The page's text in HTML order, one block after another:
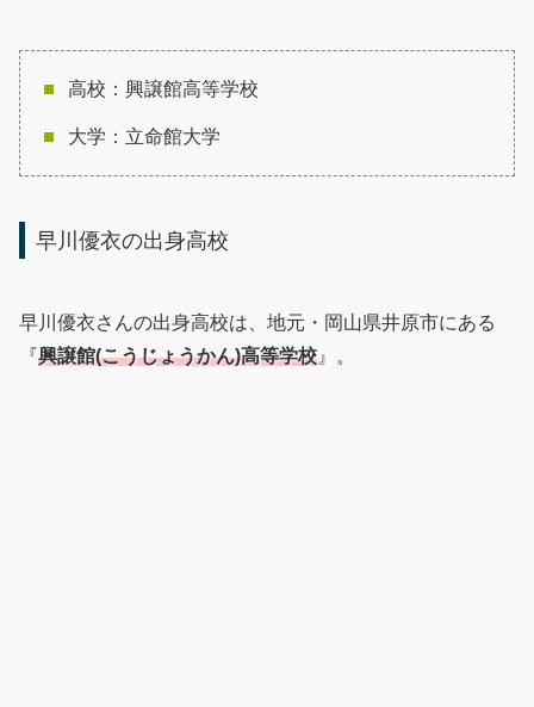
高校：興譲館高等学校
大学：立命館大学
早川優衣の出身高校
早川優衣さんの出身高校は、地元・岡山県井原市にある
『興譲館(こうじょうかん)高等学校 』。